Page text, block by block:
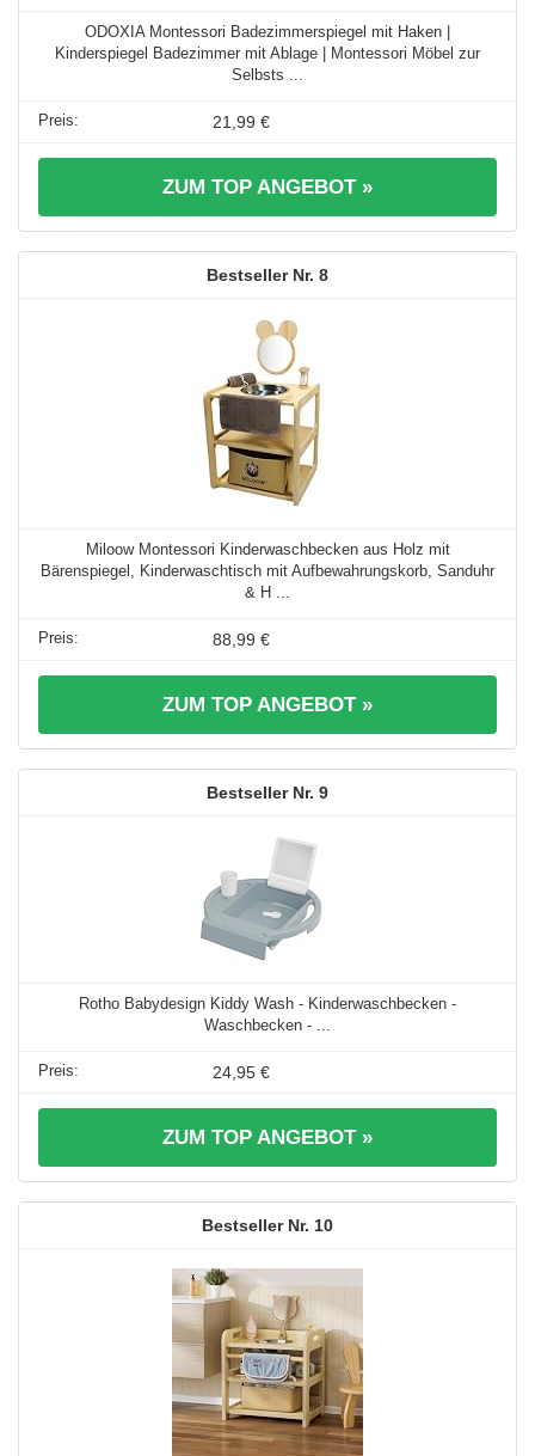
ODOXIA Montessori Badezimmerspiegel mit Haken |
Kinderspiegel Badezimmer mit Ablage | Montessori Möbel zur
Selbsts ...
21,99 €
ZUM TOP ANGEBOT »
8
Miloow Montessori Kinderwaschbecken aus Holz mit
Bärenspiegel, Kinderwaschtisch mit Aufbewahrungskorb, Sanduhr
& H ...
88,99 €
ZUM TOP ANGEBOT »
9
Rotho Babydesign Kiddy Wash - Kinderwaschbecken -
Waschbecken - ...
24,95 €
ZUM TOP ANGEBOT »
10